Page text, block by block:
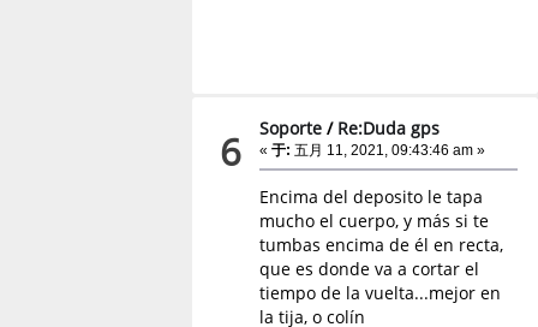
6 Soporte / Re:Duda gps
«于: 五月 11, 2021, 09:43:46 am »
Encima del deposito le tapa
mucho el cuerpo, y más si te
tumbas encima de él en recta,
que es donde va a cortar el
tiempo de la vuelta...mejor en
la tija, o colín